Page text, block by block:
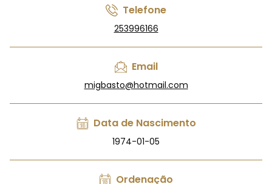
Telefone
253996166
Email
migbasto@hotmail.com
Data de Nascimento
1974-01-05
Ordenação